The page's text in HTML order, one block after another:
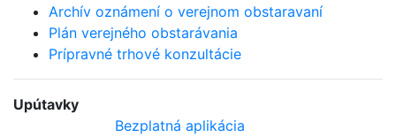
Archív oznámení o verejnom obstaravaní
Plán verejného obstarávania
Prípravné trhové konzultácie
Upútavky
Bezplatná aplikácia